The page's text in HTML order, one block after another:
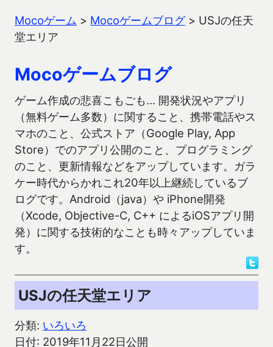
Mocoゲーム > Mocoゲームブログ> USJの任天
堂エリア
Mocoゲームブログ
ゲーム作成の悲喜こもごも… 開発状況やアプリ
（無料ゲーム多数）に関すること、携帯電話やス
マホのこと、公式ストア（Google Play, App
Store）でのアプリ公開のこと、プログラミング
のこと、更新情報などをアップしています。ガラ
ケー時代からかれこれ20年以上継続しているブ
ログです。Android（java）や iPhone開発
（Xcode, Objective-C, C++ によるiOSアプリ開
発）に関する技術的なことも時々アップしていま
す。
USJの任天堂エリア
分類: いろいろ
日付: 2019年11月22日公開